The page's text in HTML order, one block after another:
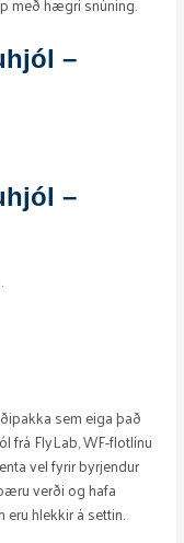
–
–
sem eiga það
frá FlyLab, WF-flotlínu
vel fyrir byrjendur
verði og hafa
eru hlekkir á settin.